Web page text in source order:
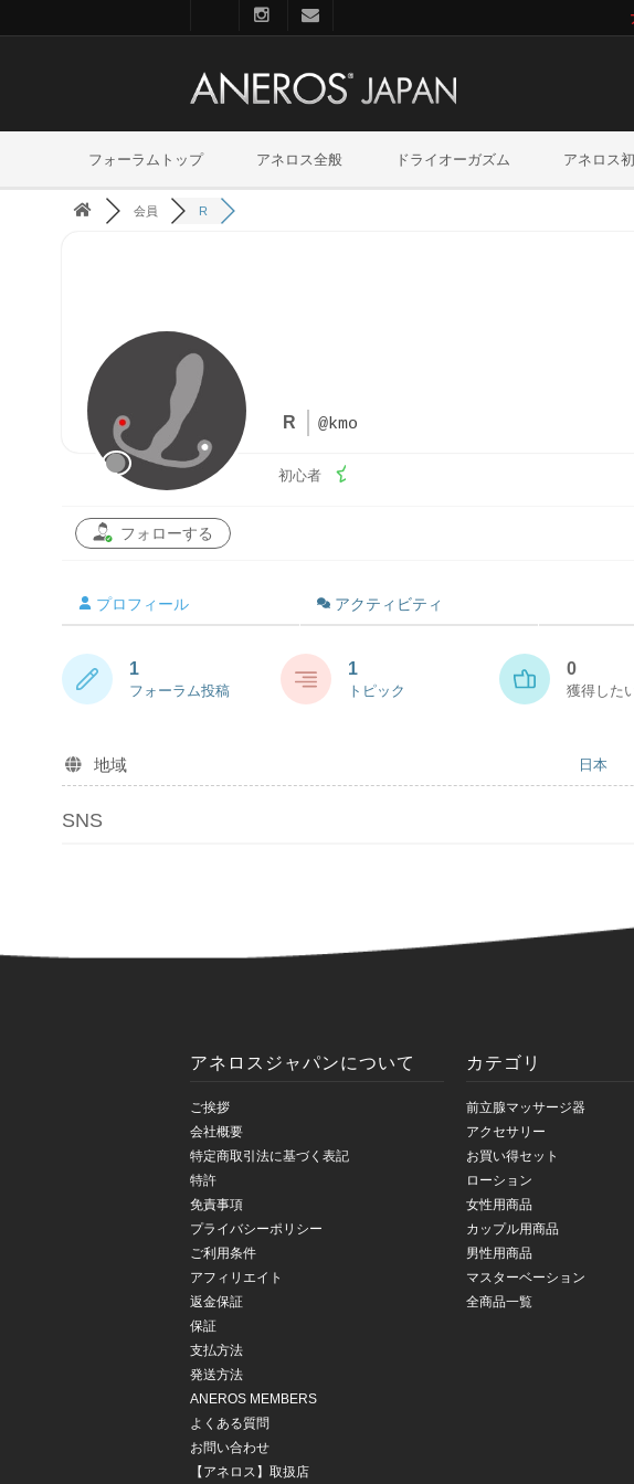
フォーラムトップ アネロス全般 ドライオーガズム アネロス
会員 R
R @kmo
初心者
フォローする
プロフィール アクティビティ
1
フォーラム投稿
1
トピック
0
獲得した
地域 日本
SNS
アネロスジャパンについて
ご挨拶
会社概要
特定商取引法に基づく表記
特許
免責事項
プライバシーポリシー
ご利用条件
アフィリエイト
返金保証
保証
支払方法
発送方法
ANEROS MEMBERS
よくある質問
お問い合わせ
【アネロス】取扱店
カテゴリ
前立腺マッサージ器
アクセサリー
お買い得セット
ローション
女性用商品
カップル用商品
男性用商品
マスターベーション
全商品一覧